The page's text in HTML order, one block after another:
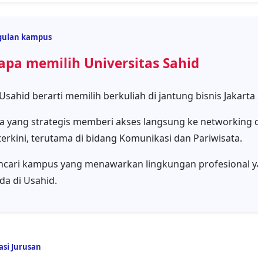
apa saja yang ada di Universitas
yang sesuai dengan minat dan bakatmu untuk
Sarjana (S1)